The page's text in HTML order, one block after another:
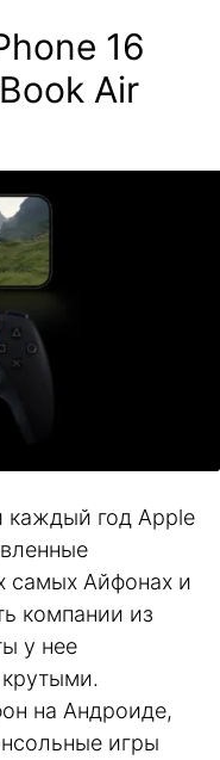
16
Air
год Apple
самых Айфонах и
компании из
у нее
на Андроиде,
игры